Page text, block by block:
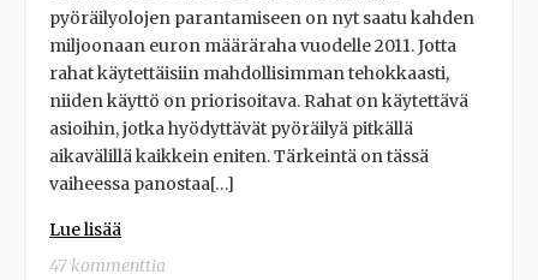
pyöräilyolojen parantamiseen on nyt saatu kahden
miljoonaan euron määräraha vuodelle 2011. Jotta
rahat käytettäisiin mahdollisimman tehokkaasti,
niiden käyttö on priorisoitava. Rahat on käytettävä
asioihin, jotka hyödyttävät pyöräilyä pitkällä
aikavälillä kaikkein eniten. Tärkeintä on tässä
vaiheessa panostaa[…]
Lue lisää
47 kommenttia